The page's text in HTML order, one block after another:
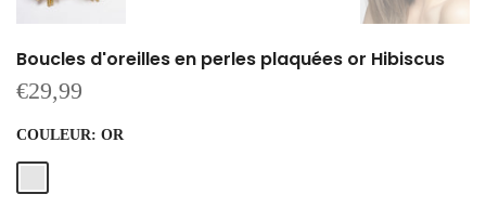
Boucles d'oreilles en perles plaquées or Hibiscus
€29,99
COULEUR: OR